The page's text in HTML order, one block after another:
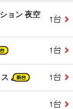
ョン 夜空